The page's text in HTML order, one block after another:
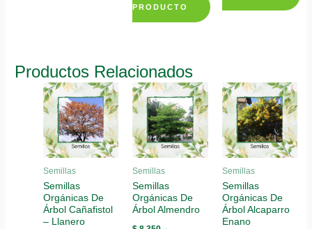
The
options
may
chosen
on
the
product
page
PRODUCTO
This
multiple
variants.
The
options
may
chosen
on
the
This
variants.
The
options
may
be
chosen
on
the
product
Productos Relacionados
Semillas
Semillas
Orgánicas De
Árbol Cañafistol
– Llanero
Semillas
Semillas
Orgánicas De
Árbol Almendro
Semillas
Semillas
Orgánicas De
Árbol Alcaparro
Enano